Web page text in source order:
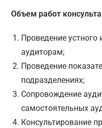
Объем работ
Проведение
аудиторам;
Проведение
подразделениях;
Сопровождение
самостоятельных
Консультирование